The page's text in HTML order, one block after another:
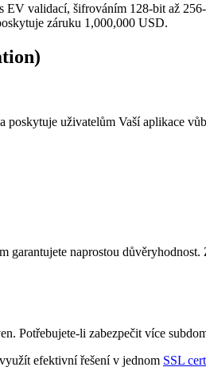
validací, šifrováním 128-bit až
záruku 1,000,000 USD.
poskytuje uživatelům Vaší aplikace
naprostou
Potřebujete-li zabezpečit více
efektivní řešení v jednom SSL